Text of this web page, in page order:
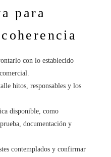
para
con lo establecido
hitos, responsables y los
disponible, como
documentación y
contemplados y confirmar